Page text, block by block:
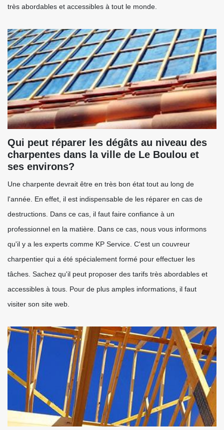
très abordables et accessibles à tout le monde.
Qui peut réparer les dégâts au niveau des
charpentes dans la ville de Le Boulou et
ses environs?
Une charpente devrait être en très bon état tout au long de
l'année. En effet, il est indispensable de les réparer en cas de
destructions. Dans ce cas, il faut faire confiance à un
professionnel en la matière. Dans ce cas, nous vous informons
qu'il y a les experts comme KP Service. C'est un couvreur
charpentier qui a été spécialement formé pour effectuer les
tâches. Sachez qu'il peut proposer des tarifs très abordables et
accessibles à tous. Pour de plus amples informations, il faut
visiter son site web.